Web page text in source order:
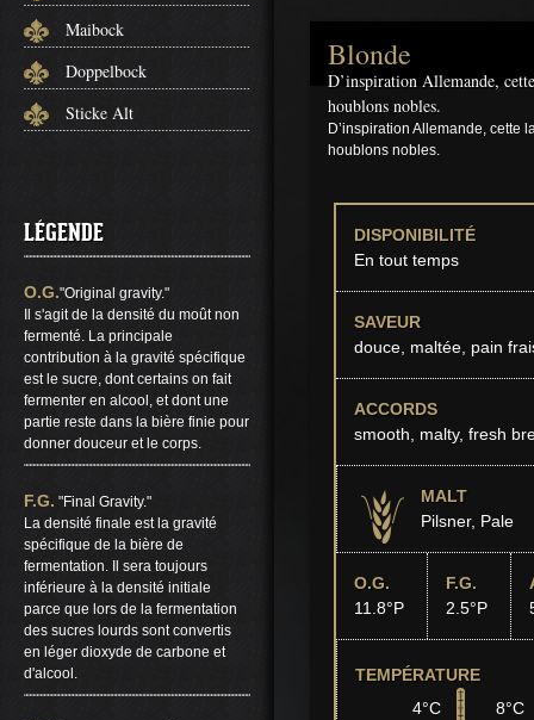
Maibock
Doppelbock
Sticke Alt
LÉGENDE
O.G."Original gravity."
Il s'agit de la densité du moût non
fermenté. La principale
contribution à la gravité spécifique
est le sucre, dont certains on fait
fermenter en alcool, et dont une
partie reste dans la bière finie pour
donner douceur et le corps.
F.G. "Final Gravity."
La densité finale est la gravité
spécifique de la bière de
fermentation. Il sera toujours
inférieure à la densité initiale
parce que lors de la fermentation
des sucres lourds sont convertis
en léger dioxyde de carbone et
d'alcool.
Blonde
D’inspiration Allemande,
houblons nobles.
D’inspiration Allemande, cette
houblons nobles.
DISPONIBILITÉ
En tout temps
SAVEUR
douce, maltée, pain
ACCORDS
smooth, malty, fresh
MALT
Pilsner, Pale
O.G.
11.8°P
F.G.
2.5°P
TEMPÉRATURE
4°C
8°C